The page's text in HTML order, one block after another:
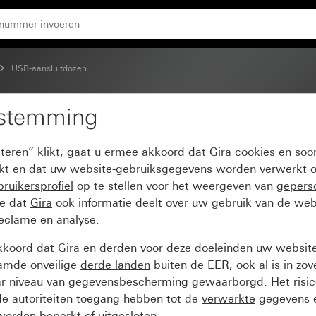
USB-aansluitdozen
PD 1-voudig 65
klikt, gaat u ermee akkoord dat Gira cookies en
en dat uw website-gebruiksgegevens worden verwerkt
op te stellen voor het weergeven van
dat Gira ook informatie deelt over uw gebruik van de
en analyse.
dat Gira en derden voor deze doeleinden uw
onveilige derde landen buiten de EER, ook al is in
niveau van gegevensbescherming gewaarborgd. Het
autoriteiten toegang hebben tot de verwerkte gegevens